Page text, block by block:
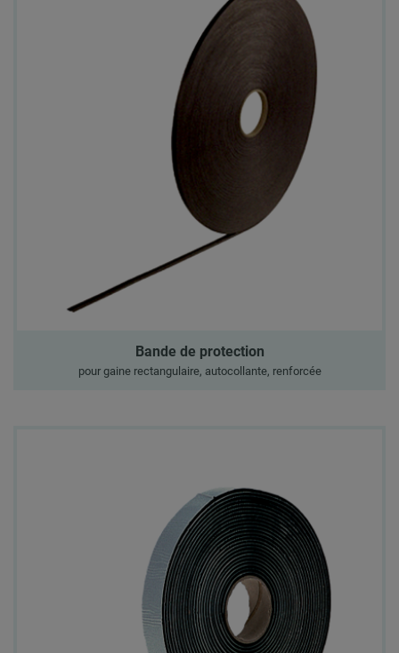
Bande de protection
pour gaine rectangulaire, autocollante, renforcée